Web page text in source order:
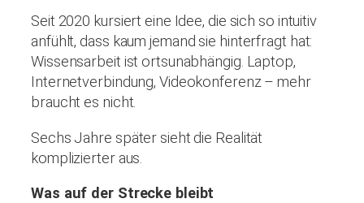
Seit 2020 kursiert eine Idee, die sich so intuitiv
anfühlt, dass kaum jemand sie hinterfragt hat:
Wissensarbeit ist ortsunabhängig. Laptop,
Internetverbindung, Videokonferenz – mehr
braucht es nicht.
Sechs Jahre später sieht die Realität
komplizierter aus.
Was auf der Strecke bleibt